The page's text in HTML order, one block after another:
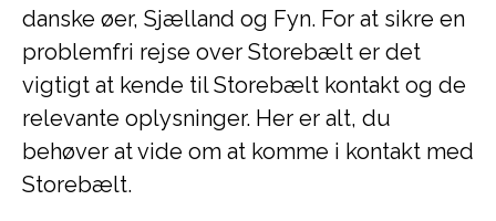
danske øer, Sjælland og Fyn. For at sikre en
problemfri rejse over Storebælt er det
vigtigt at kende til Storebælt kontakt og de
relevante oplysninger. Her er alt, du
behøver at vide om at komme i kontakt med
Storebælt.